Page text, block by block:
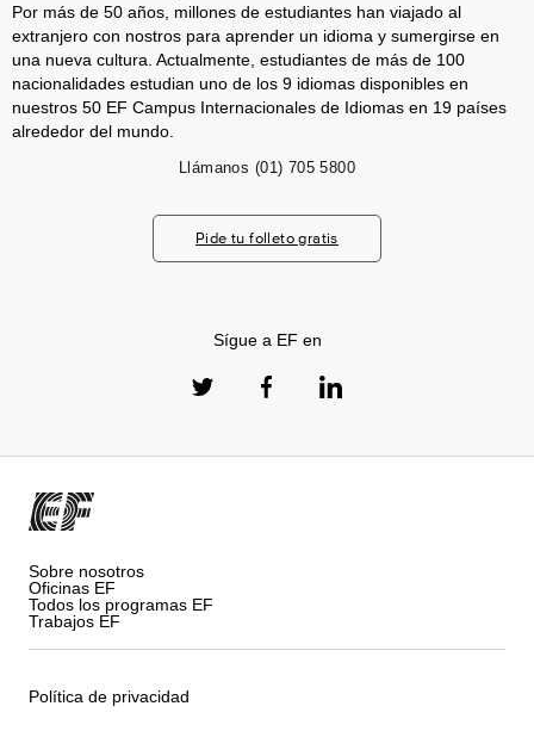
Por más de 50 años, millones de estudiantes han viajado al
extranjero con nostros para aprender un idioma y sumergirse en
una nueva cultura. Actualmente, estudiantes de más de 100
nacionalidades estudian uno de los 9 idiomas disponibles en
nuestros 50 EF Campus Internacionales de Idiomas en 19 países
alrededor del mundo.
Llámanos (01) 705 5800
Pide tu folleto gratis
Sígue a EF en
Sobre nosotros
Oficinas EF
Todos los programas EF
Trabajos EF
Política de privacidad